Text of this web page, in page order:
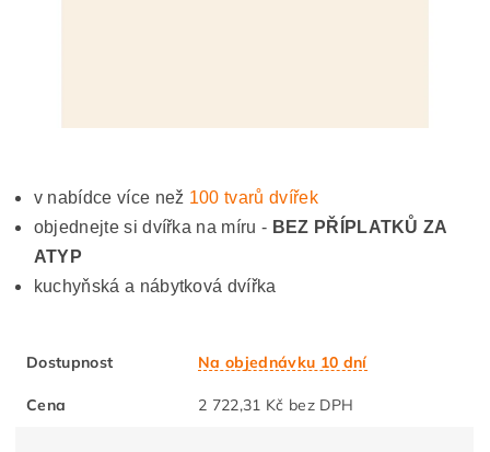
v nabídce více než 100 tvarů dvířek
objednejte si dvířka na míru - BEZ PŘÍPLATKŮ ZA
ATYP
kuchyňská a nábytková dvířka
Dostupnost Na objednávku 10 dní
Cena 2 722,31 Kč bez DPH